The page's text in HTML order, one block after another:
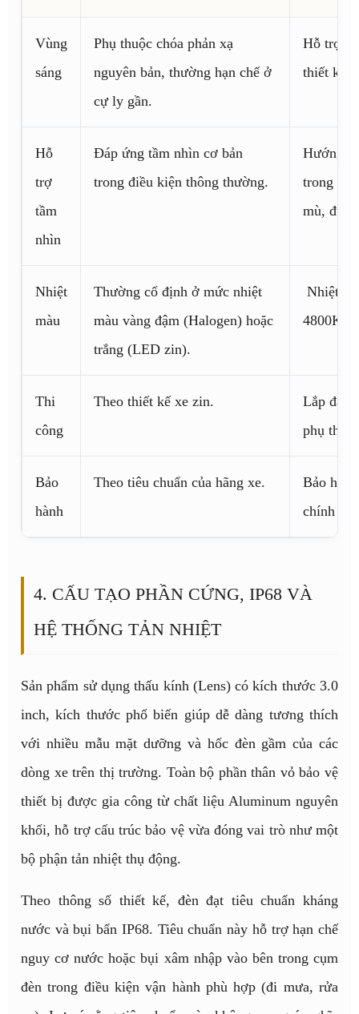
Vùng
sáng
Phụ thuộc chóa phản xạ
nguyên bản, thường hạn chế ở
cự ly gần.
Hỗ trợ
thiết kế
Hỗ
trợ
tầm
nhìn
Đáp ứng tầm nhìn cơ bản
trong điều kiện thông thường.
Hướng
trong
mù,
Nhiệt
màu
Thường cố định ở mức nhiệt
màu vàng đậm (Halogen) hoặc
trắng (LED zin).
Nhiệt
4800K/
Thi
công
Theo thiết kế xe zin.
Lắp đặt
phụ
Bảo
hành
Theo tiêu chuẩn của hãng xe.
Bảo
chính
4. CẤU TẠO PHẦN CỨNG, IP68 VÀ
HỆ THỐNG TẢN NHIỆT
Sản phẩm sử dụng thấu kính (Lens) có kích thước 3.0
inch, kích thước phổ biến giúp dễ dàng tương thích
với nhiều mẫu mặt dưỡng và hốc đèn gầm của các
dòng xe trên thị trường. Toàn bộ phần thân vỏ bảo vệ
thiết bị được gia công từ chất liệu Aluminum nguyên
khối, hỗ trợ cấu trúc bảo vệ vừa đóng vai trò như một
bộ phận tản nhiệt thụ động.
Theo thông số thiết kế, đèn đạt tiêu chuẩn kháng
nước và bụi bẩn IP68. Tiêu chuẩn này hỗ trợ hạn chế
nguy cơ nước hoặc bụi xâm nhập vào bên trong cụm
đèn trong điều kiện vận hành phù hợp (đi mưa, rửa